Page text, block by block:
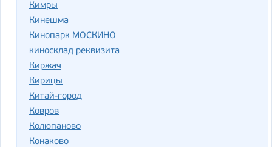
Кимры
Кинешма
Кинопарк МОСКИНО
киносклад реквизита
Киржач
Кирицы
Китай-город
Ковров
Колюпаново
Конаково